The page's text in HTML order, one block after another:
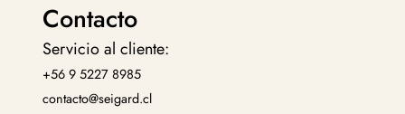
Contacto
Servicio al cliente:
+56 9 5227 8985
contacto@seigard.cl